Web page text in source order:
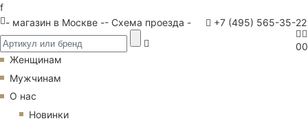
f
- магазин в Москве -- Схема проезда - +7 (495) 565-35-22
00
Женщинам
Мужчинам
О нас
Новинки